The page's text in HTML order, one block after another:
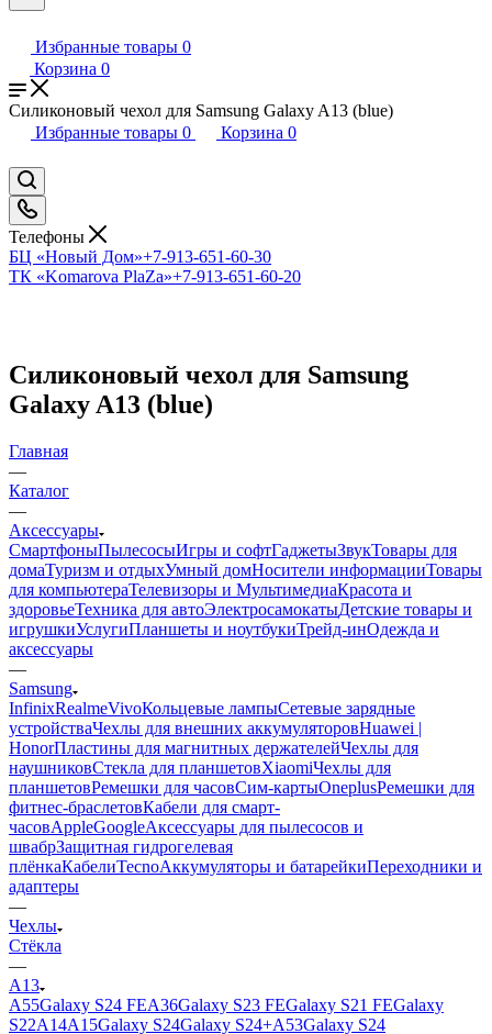
Избранные товары 0
Корзина 0
Силиконовый чехол для Samsung Galaxy A13 (blue)
Избранные товары 0 Корзина 0
Телефоны
БЦ «Новый Дом»+7-913-651-60-30
ТК «Komarova PlaZa»+7-913-651-60-20
Силиконовый чехол для Samsung
Galaxy A13 (blue)
Главная
—
Каталог
—
Аксессуары
СмартфоныПылесосыИгры и софтГаджетыЗвукТовары для
домаТуризм и отдыхУмный домНосители информацииТовары
для компьютераТелевизоры и МультимедиаКрасота и
здоровьеТехника для автоЭлектросамокатыДетские товары и
игрушкиУслугиПланшеты и ноутбукиТрейд-инОдежда и
аксессуары
—
Samsung
InfinixRealmeVivoКольцевые лампыСетевые зарядные
устройстваЧехлы для внешних аккумуляторовHuawei |
HonorПластины для магнитных держателейЧехлы для
наушниковСтекла для планшетовXiaomiЧехлы для
планшетовРемешки для часовСим-картыOneplusРемешки для
фитнес-браслетовКабели для смарт-
часовAppleGoogleАксессуары для пылесосов и
швабрЗащитная гидрогелевая
плёнкаКабелиTecnoАккумуляторы и батарейкиПереходники и
адаптеры
—
Чехлы
Стёкла
—
A13
A55Galaxy S24 FEA36Galaxy S23 FEGalaxy S21 FEGalaxy
S22A14A15Galaxy S24Galaxy S24+A53Galaxy S24